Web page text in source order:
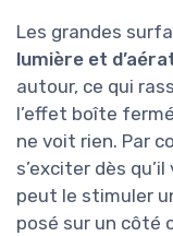
Les grandes
lumière et
autour, ce qui
l’effet boîte
ne voit rien. Par
s’exciter dès
peut le stimuler
posé sur un côté